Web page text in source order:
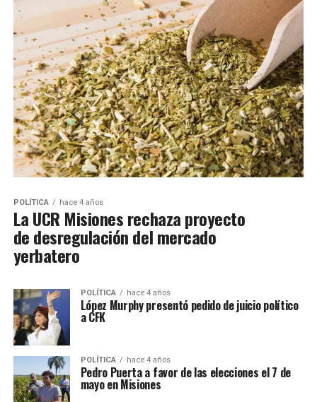
POLÍTICA hace 4 años
La UCR Misiones rechaza proyecto
de desregulación del mercado
yerbatero
POLÍTICA hace 4 años
López Murphy presentó pedido de juicio político
a CFK
POLÍTICA hace 4 años
Pedro Puerta a favor de las elecciones el 7 de
mayo en Misiones